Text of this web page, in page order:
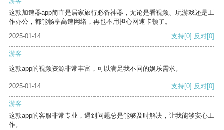
这款加速器app简直是居家旅行必备神器，无论是看视频、玩游戏还是工
作办公，都能畅享高速网络，再也不用担心网速卡顿了。
2025-01-14
支持[0] 反对[0]
游客
这款app的视频资源非常丰富，可以满足我不同的娱乐需求。
2025-01-14 支持[0] 反对[0]
游客
这款app的客服非常专业，遇到问题总是能够及时解决，让我能够安心工
作。